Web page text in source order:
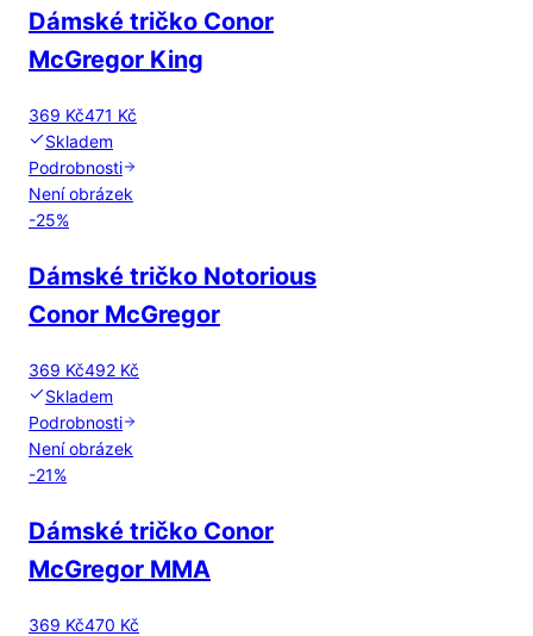
Dámské tričko Conor
McGregor King
369 Kč471 Kč
Skladem
Podrobnosti
Není obrázek
-25%
Dámské tričko Notorious
Conor McGregor
369 Kč492 Kč
Skladem
Podrobnosti
Není obrázek
-21%
Dámské tričko Conor
McGregor MMA
369 Kč470 Kč